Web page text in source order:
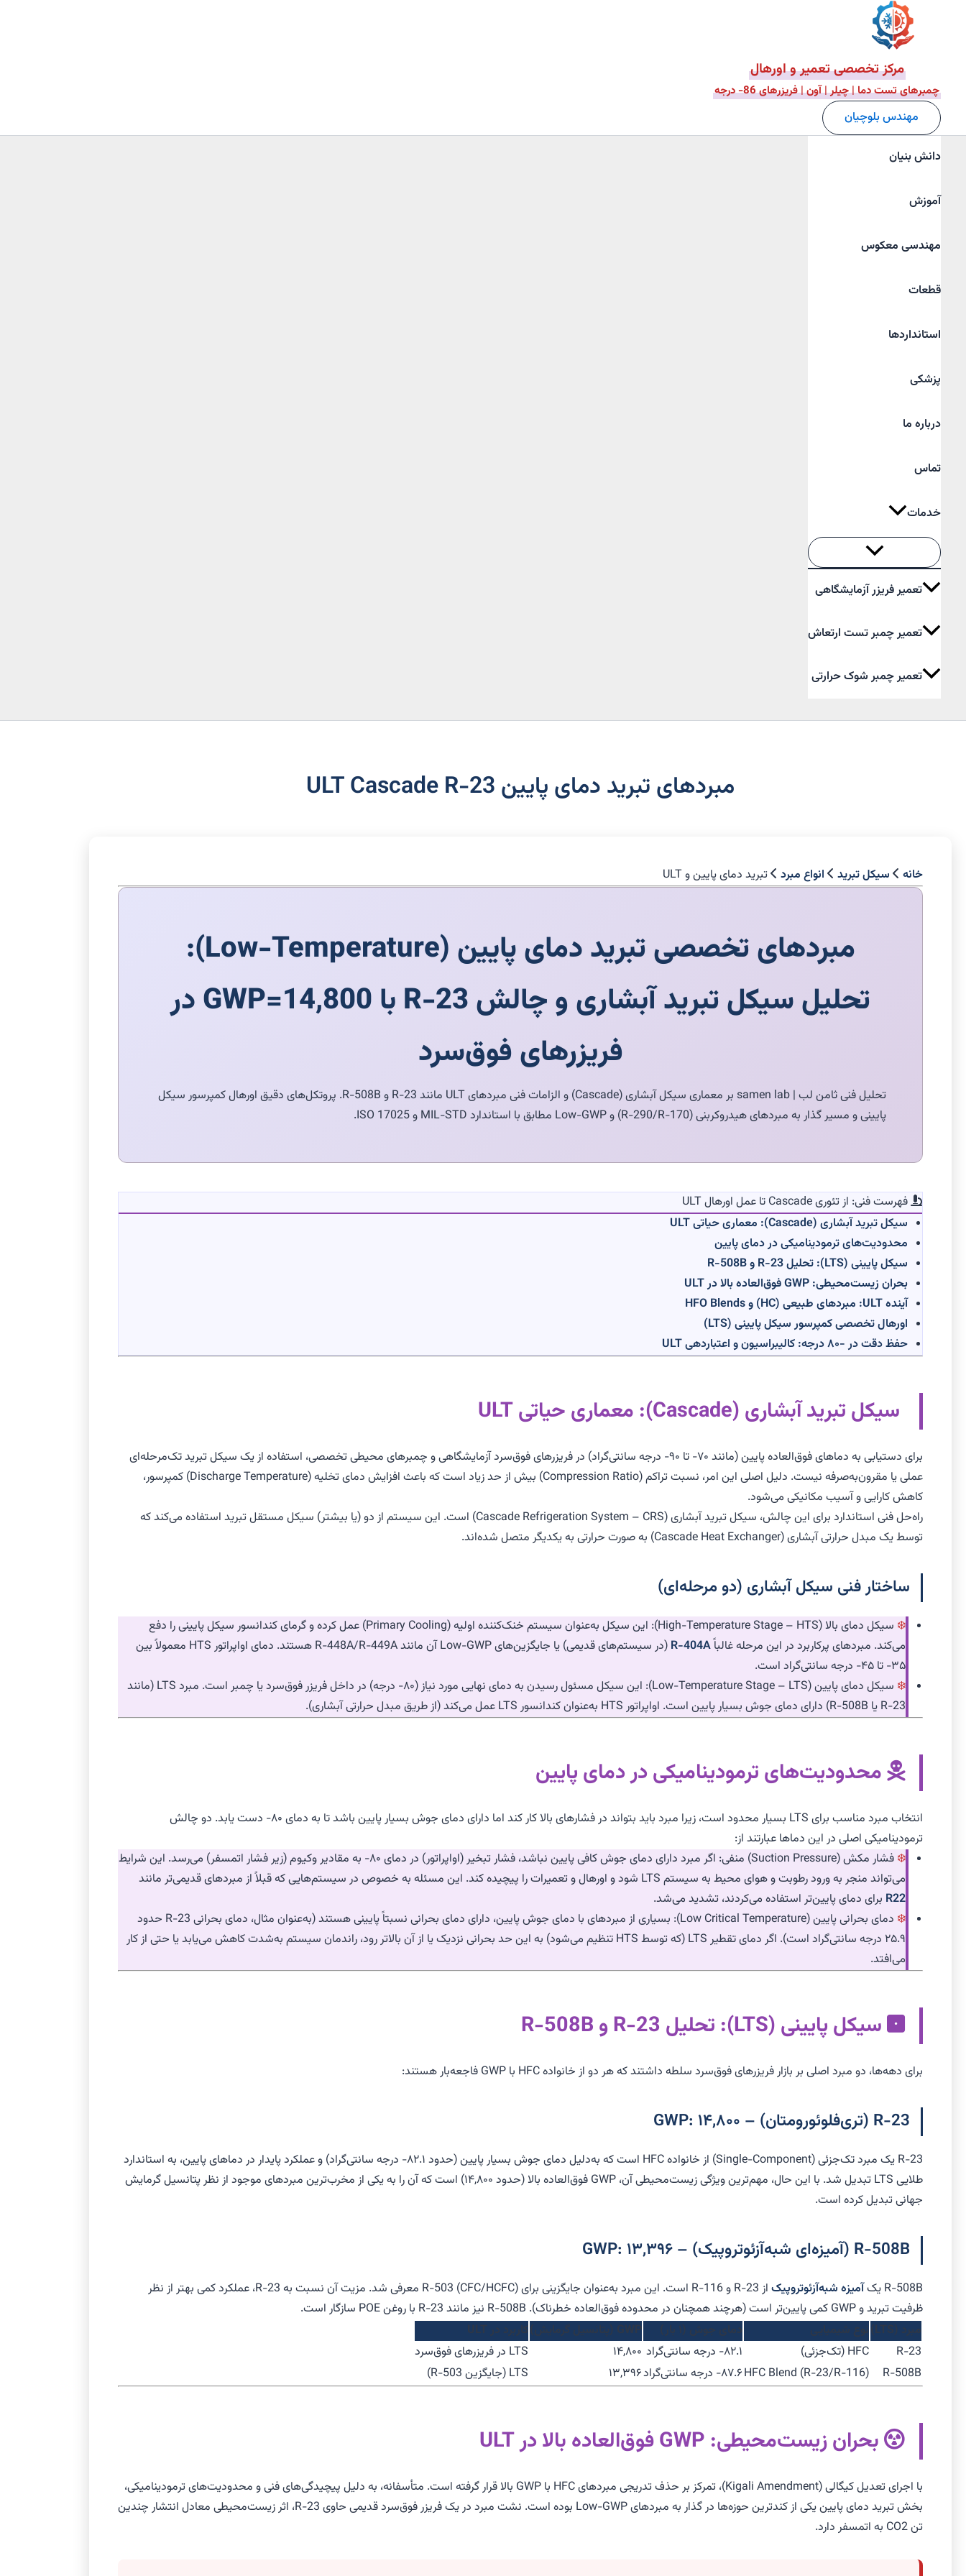
مرکز تخصصی تعمیر و اورهال
چمبرهای تست دما | چیلر | آون | فریزرهای 86- درجه
مهندس بلوچیان
دانش بنیان
آموزش
مهندسی معکوس
قطعات
استانداردها
پزشکی
درباره ما
تماس
خدمات
تعمیر فریزر آزمایشگاهی
تعمیر چمبر تست ارتعاش
تعمیر چمبر شوک حرارتی
مبردهای تبرید دمای پایین ULT Cascade R-23
خانه سیکل تبرید انواع مبرد تبرید دمای پایین و ULT
مبردهای تخصصی تبرید دمای پایین (Low-Temperature):
تحلیل سیکل تبرید آبشاری و چالش R-23 با GWP=14,800 در
فریزرهای فوق‌سرد
تحلیل فنی ثامن لب | samen lab بر معماری سیکل آبشاری (Cascade) و الزامات فنی مبردهای ULT مانند R-23 و R-508B. پروتکل‌های دقیق اورهال کمپرسور سیکل
پایینی و مسیر گذار به مبردهای هیدروکربنی (R-290/R-170) و Low-GWP مطابق با استاندارد MIL-STD و ISO 17025.
فهرست فنی: از تئوری Cascade تا عمل اورهال ULT
سیکل تبرید آبشاری (Cascade): معماری حیاتی ULT
محدودیت‌های ترمودینامیکی در دمای پایین
سیکل پایینی (LTS): تحلیل R-23 و R-508B
بحران زیست‌محیطی: GWP فوق‌العاده بالا در ULT
آینده ULT: مبردهای طبیعی (HC) و HFO Blends
اورهال تخصصی کمپرسور سیکل پایینی (LTS)
حفظ دقت در -۸۰ درجه: کالیبراسیون و اعتباردهی ULT
سیکل تبرید آبشاری (Cascade): معماری حیاتی ULT
برای دستیابی به دماهای فوق‌العاده پایین (مانند ۷۰- تا ۹۰- درجه سانتی‌گراد) در فریزرهای فوق‌سرد آزمایشگاهی و چمبرهای محیطی تخصصی، استفاده از یک سیکل تبرید تک‌مرحله‌ای
عملی یا مقرون‌به‌صرفه نیست. دلیل اصلی این امر، نسبت تراکم (Compression Ratio) بیش از حد زیاد است که باعث افزایش دمای تخلیه (Discharge Temperature) کمپرسور،
کاهش کارایی و آسیب مکانیکی می‌شود.
راه‌حل فنی استاندارد برای این چالش، سیکل تبرید آبشاری (Cascade Refrigeration System – CRS) است. این سیستم از دو (یا بیشتر) سیکل مستقل تبرید استفاده می‌کند که
توسط یک مبدل حرارتی آبشاری (Cascade Heat Exchanger) به صورت حرارتی به یکدیگر متصل شده‌اند.
ساختار فنی سیکل آبشاری (دو مرحله‌ای)
سیکل دمای بالا (High-Temperature Stage – HTS): این سیکل به‌عنوان سیستم خنک‌کننده اولیه (Primary Cooling) عمل کرده و گرمای کندانسور سیکل پایینی را دفع
می‌کند. مبردهای پرکاربرد در این مرحله غالباًR-404A
(در سیستم‌های قدیمی) یا جایگزین‌های Low-GWP آن مانند R-448A/R-449A هستند. دمای اواپراتور HTS معمولاً بین
۳۵- تا ۴۵- درجه سانتی‌گراد است.
سیکل دمای پایین (Low-Temperature Stage – LTS): این سیکل مسئول رسیدن به دمای نهایی مورد نیاز (۸۰- درجه) در داخل فریزر فوق‌سرد یا چمبر است. مبرد LTS (مانند
R-23 یا R-508B) دارای دمای جوش بسیار پایین است. اواپراتور HTS به‌عنوان کندانسور LTS عمل می‌کند (از طریق مبدل حرارتی آبشاری).
محدودیت‌های ترمودینامیکی در دمای پایین
انتخاب مبرد مناسب برای LTS بسیار محدود است، زیرا مبرد باید بتواند در فشارهای بالا کار کند اما دارای دمای جوش بسیار پایین باشد تا به دمای ۸۰- دست یابد. دو چالش
ترمودینامیکی اصلی در این دماها عبارتند از:
فشار مکش (Suction Pressure) منفی: اگر مبرد دارای دمای جوش کافی پایین نباشد، فشار تبخیر (اواپراتور) در دمای ۸۰- به مقادیر وکیوم (زیر فشار اتمسفر) می‌رسد. این شرایط
می‌تواند منجر به ورود رطوبت و هوای محیط به سیستم LTS شود و اورهال و تعمیرات را پیچیده کند. این مسئله به خصوص در سیستم‌هایی که قبلاً از مبردهای قدیمی‌تر مانند
R22 برای دمای پایین‌تر استفاده می‌کردند، تشدید می‌شد.
دمای بحرانی پایین (Low Critical Temperature): بسیاری از مبردهای با دمای جوش پایین، دارای دمای بحرانی نسبتاً پایینی هستند (به‌عنوان مثال، دمای بحرانی R-23 حدود
۲۵.۹ درجه سانتی‌گراد است). اگر دمای تقطیر LTS (که توسط HTS تنظیم می‌شود) به این حد بحرانی نزدیک یا از آن بالاتر رود، راندمان سیستم به‌شدت کاهش می‌یابد یا حتی از کار
می‌افتد.
سیکل پایینی (LTS): تحلیل R-23 و R-508B
برای دهه‌ها، دو مبرد اصلی بر بازار فریزرهای فوق‌سرد سلطه داشتند که هر دو از خانواده HFC با GWP فاجعه‌بار هستند:
R-23 (تری‌فلوئورومتان) – GWP: ۱۴,۸۰۰
R-23 یک مبرد تک‌جزئی (Single-Component) از خانواده HFC است که به‌دلیل دمای جوش بسیار پایین (حدود ۸۲.۱- درجه سانتی‌گراد) و عملکرد پایدار در دماهای پایین، به استاندارد
طلایی LTS تبدیل شد. با این حال، مهم‌ترین ویژگی زیست‌محیطی آن، GWP فوق‌العاده بالا (حدود ۱۴,۸۰۰) است که آن را به یکی از مخرب‌ترین مبردهای موجود از نظر پتانسیل گرمایش
جهانی تبدیل کرده است.
R-508B (آمیزه‌ای شبه‌آزئوتروپیک) – GWP: ۱۳,۳۹۶
R-508B یک آمیزه شبه‌آزئوتروپیک
از R-23 و R-116 است. این مبرد به‌عنوان جایگزینی برای R-503 (CFC/HCFC) معرفی شد. مزیت آن نسبت به R-23، عملکرد کمی بهتر از نظر
ظرفیت تبرید و GWP کمی پایین‌تر است (هرچند همچنان در محدوده فوق‌العاده خطرناک). R-508B نیز مانند R-23 با روغن POE سازگار است.
R-23
HFC (تک‌جزئی) ۸۲.۱- درجه سانتی‌گراد ۱۴,۸۰۰
LTS در فریزرهای فوق‌سرد
R-508B
HFC Blend (R-23/R-116)۸۷.۶- درجه سانتی‌گراد ۱۳,۳۹۶ LTS (جایگزین R-503)
بحران زیست‌محیطی: GWP فوق‌العاده بالا در ULT
با اجرای تعدیل کیگالی (Kigali Amendment)، تمرکز بر حذف تدریجی مبردهای HFC با GWP بالا قرار گرفته است. متأسفانه، به دلیل پیچیدگی‌های فنی و محدودیت‌های ترمودینامیکی،
بخش تبرید دمای پایین یکی از کندترین حوزه‌ها در گذار به مبردهای Low-GWP بوده است. نشت مبرد در یک فریزر فوق‌سرد قدیمی حاوی R-23، اثر زیست‌محیطی معادل انتشار چندین
تن CO2 به اتمسفر دارد.